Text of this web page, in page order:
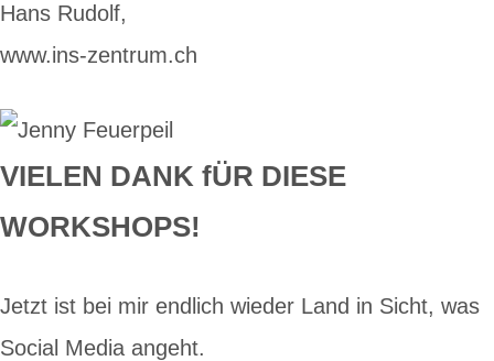
Hans Rudolf,
www.ins-zentrum.ch
VIELEN DANK fÜR DIESE
WORKSHOPS!
Jetzt ist bei mir endlich wieder Land in Sicht, was
Social Media angeht.